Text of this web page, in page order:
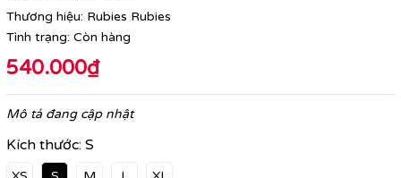
Thương hiệu: Rubies Rubies
Tình trạng: Còn hàng
540.000₫
Mô tả đang cập nhật
Kích thước: S